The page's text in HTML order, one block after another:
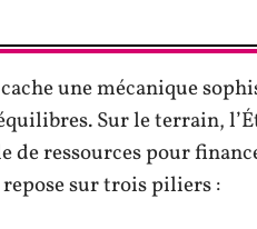
une mécanique
Sur le terrain,
de ressources pour
sur trois piliers :